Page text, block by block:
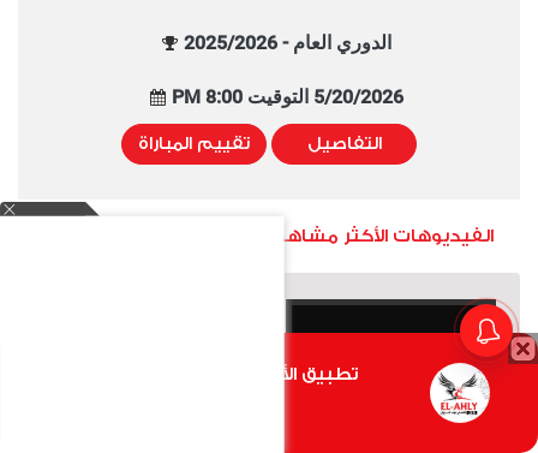
الدوري العام - 2025/2026
5/20/2026 التوقيت 8:00 PM
التفاصيل تقييم المباراة
الفيديوهات الأكثر مشاهدة خلال شهر
إسبانيا تطيح ببلجيكا في
تطبيق الأهلي.كوم متاح الأن